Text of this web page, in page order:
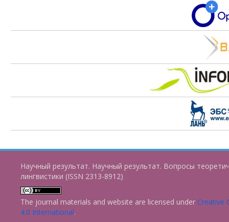
Научный результат. Научный результат. Вопросы
лингвистики (ISSN 2313-8912)
The journal materials and website are licensed under Creative
4.0 International.